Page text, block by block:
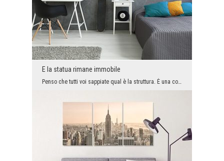
E la statua rimane immobile
Penso che tutti voi sappiate qual è la struttura. È una cosa ovvia. Ma già la variante in cui è s...